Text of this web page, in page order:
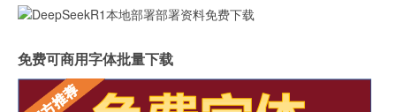
免费可商用字体批量下载